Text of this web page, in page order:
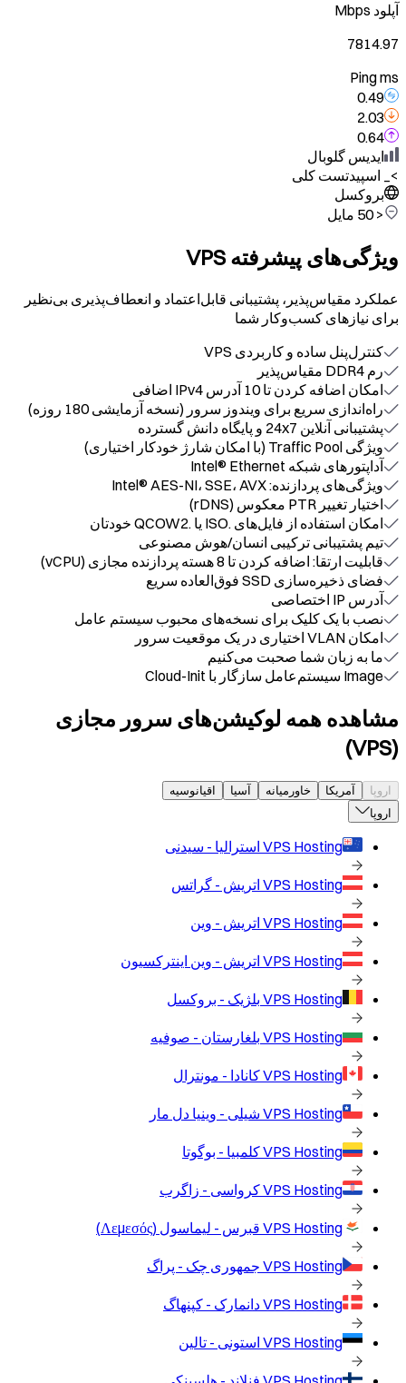
آپلود Mbps
7814.97
Ping ms
0.49
2.03
0.64
ایدیس گلوبال
>_ اسپیدتست کلی
بروکسل
< 50 مایل
ویژگی‌های پیشرفته VPS
عملکرد مقیاس‌پذیر، پشتیبانی قابل‌اعتماد و انعطاف‌پذیری بی‌نظیر
برای نیازهای کسب‌وکار شما
کنترل‌پنل ساده و کاربردی VPS
رم DDR4 مقیاس‌پذیر
امکان اضافه کردن تا 10 آدرس IPv4 اضافی
راه‌اندازی سریع برای ویندوز سرور (نسخه آزمایشی 180 روزه)
پشتیبانی آنلاین 24x7 و پایگاه دانش گسترده
ویژگی Traffic Pool (با امکان شارژ خودکار اختیاری)
آداپتورهای شبکه Intel® Ethernet
ویژگی‌های پردازنده: Intel® AES-NI، SSE، AVX
اختیار تغییر PTR معکوس (rDNS)
امکان استفاده از فایل‌های .ISO یا .QCOW2 خودتان
تیم پشتیبانی ترکیبی انسان/هوش مصنوعی
قابلیت ارتقا: اضافه کردن تا 8 هسته پردازنده مجازی (vCPU)
فضای ذخیره‌سازی SSD فوق‌العاده سریع
آدرس IP اختصاصی
نصب با یک کلیک برای نسخه‌های محبوب سیستم عامل
امکان VLAN اختیاری در یک موقعیت سرور
ما به زبان شما صحبت می‌کنیم
Image سیستم‌عامل سازگار با Cloud-Init
مشاهده همه لوکیشن‌های سرور مجازی
(VPS)
اروپا آمریکا خاورمیانه آسیا
اقیانوسیه
اروپا
VPS Hosting استرالیا - سیدنی
VPS Hosting اتریش - گراتس
VPS Hosting اتریش - وین
VPS Hosting اتریش - وین اینترکسیون
VPS Hosting بلژیک - بروکسل
VPS Hosting بلغارستان - صوفیه
VPS Hostingکانادا - مونترال
VPS Hosting شیلی - وینیا دل مار
VPS Hostingکلمبیا - بوگوتا
VPS Hostingکرواسی - زاگرب
VPS Hosting قبرس - لیماسول (Λεμεσός)
VPS Hosting جمهوری چک - پراگ
VPS Hostingدانمارک - کپنهاگ
VPS Hosting استونی - تالین